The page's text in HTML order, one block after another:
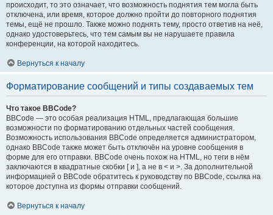
происходит, то это означает, что возможность поднятия тем могла быть
отключена, или время, которое должно пройти до повторного поднятия
темы, ещё не прошло. Также можно поднять тему, просто ответив на неё,
однако удостоверьтесь, что тем самым вы не нарушаете правила
конференции, на которой находитесь.
Вернуться к началу
Форматирование сообщений и типы создаваемых тем
Что такое BBCode?
BBCode — это особая реализация HTML, предлагающая большие
возможности по форматированию отдельных частей сообщения.
Возможность использования BBCode определяется администратором,
однако BBCode также может быть отключён на уровне сообщения в
форме для его отправки. BBCode очень похож на HTML, но теги в нём
заключаются в квадратные скобки [ и ], а не в < и >. За дополнительной
информацией о BBCode обратитесь к руководству по BBCode, ссылка на
которое доступна из формы отправки сообщений.
Вернуться к началу